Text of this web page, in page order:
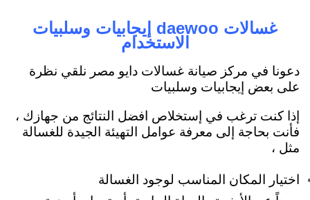
غسالات daewoo إيجابيات وسلبيات
الاستخدام
دعونا في مركز صيانة غسالات دايو مصر نلقي نظرة
على بعض إيجابيات وسلبيات
إذا كنت ترغب في إستخلاص افضل النتائج من جهازك ،
فأنت بحاجة إلى معرفة عوامل التهيئة الجيدة للغسالة
مثل ،
اختيار المكان المناسب لوجود الغسالة